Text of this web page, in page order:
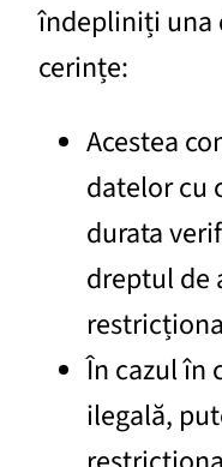
îndepliniți una
cerințe:
Acestea
datelor cu
durata
dreptul de
În cazul în
ilegală,